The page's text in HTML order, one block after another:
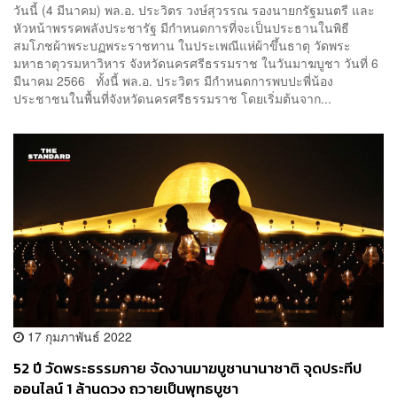
วันนี้ (4 มีนาคม) พล.อ. ประวิตร วงษ์สุวรรณ รองนายกรัฐมนตรี และ
หัวหน้าพรรคพลังประชารัฐ มีกำหนดการที่จะเป็นประธานในพิธี
สมโภชผ้าพระบฏพระราชทาน ในประเพณีแห่ผ้าขึ้นธาตุ วัดพระ
มหาธาตุวรมหาวิหาร จังหวัดนครศรีธรรมราช ในวันมาฆบูชา วันที่ 6
มีนาคม 2566 ทั้งนี้ พล.อ. ประวิตร มีกำหนดการพบปะพี่น้อง
ประชาชนในพื้นที่จังหวัดนครศรีธรรมราช โดยเริ่มต้นจาก...
17 กุมภาพันธ์ 2022
52 ปี วัดพระธรรมกาย จัดงานมาฆบูชานานาชาติ จุดประทีป
ออนไลน์ 1 ล้านดวง ถวายเป็นพุทธบูชา